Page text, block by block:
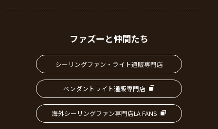
ファズーと仲間たち
シーリングファン・ライト通販専門店
ペンダントライト通販専門店
海外シーリングファン専門店LA FANS